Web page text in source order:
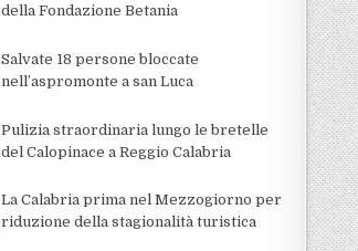
della Fondazione Betania
Salvate 18 persone bloccate
nell’aspromonte a san Luca
Pulizia straordinaria lungo le bretelle
del Calopinace a Reggio Calabria
La Calabria prima nel Mezzogiorno per
riduzione della stagionalità turistica